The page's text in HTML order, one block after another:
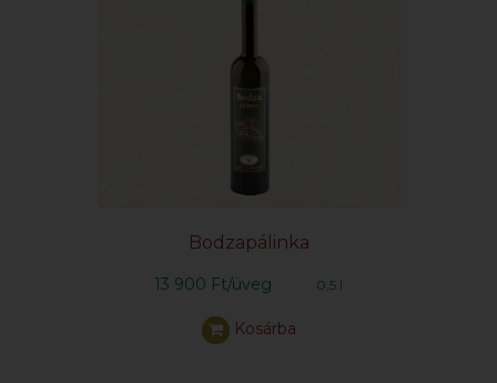
Bodzapálinka
13 900 Ft/üveg 0,5 l
Kosárba